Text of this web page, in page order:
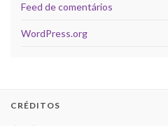
Feed de comentários
WordPress.org
CRÉDITOS